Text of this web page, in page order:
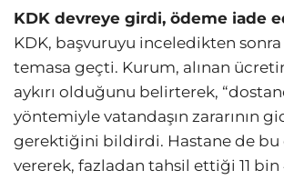
KDK devreye girdi, ödeme iade
KDK, başvuruyu inceledikten
temasa geçti. Kurum, alınan
aykırı olduğunu belirterek,
yöntemiyle vatandaşın zararının
gerektiğini bildirdi. Hastane de bu
vererek, fazladan tahsil ettiği 11 bin